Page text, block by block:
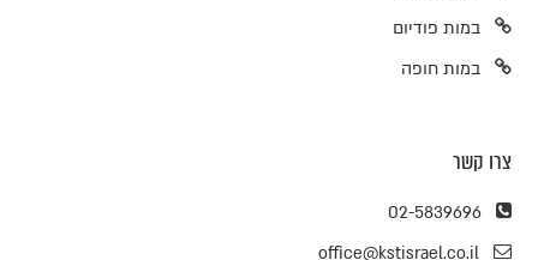
במות פודיום
במות חופה
צרו קשר
02-5839696
office@kstisrael.co.il